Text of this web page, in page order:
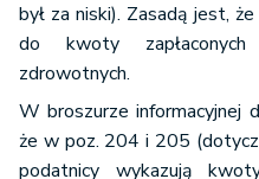
– odliczenie nie
podstawę wymiaru
zwolniony od podatku
składek, których
dochód, od którego
Ordynacji podatkowej
był za niski). Zasadą jest,
do kwoty zapłaconych
zdrowotnych.
W broszurze informacyjnej
że w poz. 204 i 205
podatnicy wykazują